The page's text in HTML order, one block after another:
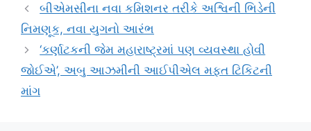
બીએમસીના નવા કમિશનર તરીકે અશ્વિની ભિડેની
નિમણૂક, નવા યુગનો આરંભ
‘કર્ણાટકની જેમ મહારાષ્ટ્રમાં પણ વ્યવસ્થા હોવી
જોઈએ’, અબુ આઝમીની આઈપીએલ મફત ટિકિટની
માંગ